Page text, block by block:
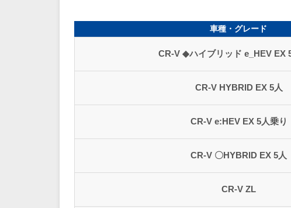
車種・グレード
CR-V ◆ハイブリッド e_HEV EX
CR-V HYBRID EX 5人
CR-V e:HEV EX 5人乗り
CR-V 〇HYBRID EX 5人
CR-V ZL